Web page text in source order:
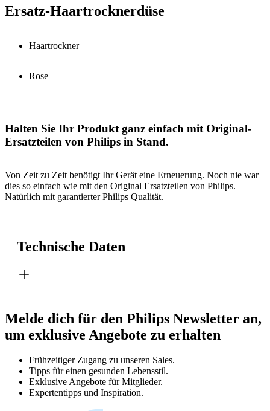
Ersatz-Haartrocknerdüse
Haartrockner
Rose
Halten Sie Ihr Produkt ganz einfach mit Original-
Ersatzteilen von Philips in Stand.
Von Zeit zu Zeit benötigt Ihr Gerät eine Erneuerung. Noch nie war
dies so einfach wie mit den Original Ersatzteilen von Philips.
Natürlich mit garantierter Philips Qualität.
Technische Daten
Melde dich für den Philips Newsletter an,
um exklusive Angebote zu erhalten
Frühzeitiger Zugang zu unseren Sales.
Tipps für einen gesunden Lebensstil.
Exklusive Angebote für Mitglieder.
Expertentipps und Inspiration.